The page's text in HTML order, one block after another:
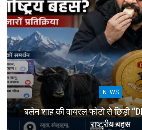
NEWS
बलेन शाह की वायरल फोटो से छिड़ी
राष्ट्रीय बहस